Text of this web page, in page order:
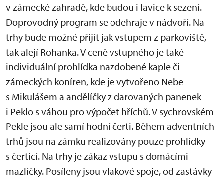
v zámecké zahradě, kde budou i lavice k sezení.
Doprovodný program se odehraje v nádvoří. Na
trhy bude možné přijít jak vstupem z parkoviště,
tak alejí Rohanka. V ceně vstupného je také
individuální prohlídka nazdobené kaple či
zámeckých koníren, kde je vytvořeno Nebe
s Mikulášem a andělíčky z darovaných panenek
i Peklo s váhou pro výpočet hříchů. V sychrovském
Pekle jsou ale samí hodní čerti. Během adventních
trhů jsou na zámku realizovány pouze prohlídky
s čerticí. Na trhy je zákaz vstupu s domácími
mazlíčky. Posíleny jsou vlakové spoje, od zastávky